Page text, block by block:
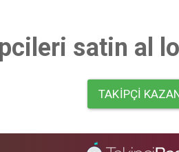
satin al
TAKIPÇI